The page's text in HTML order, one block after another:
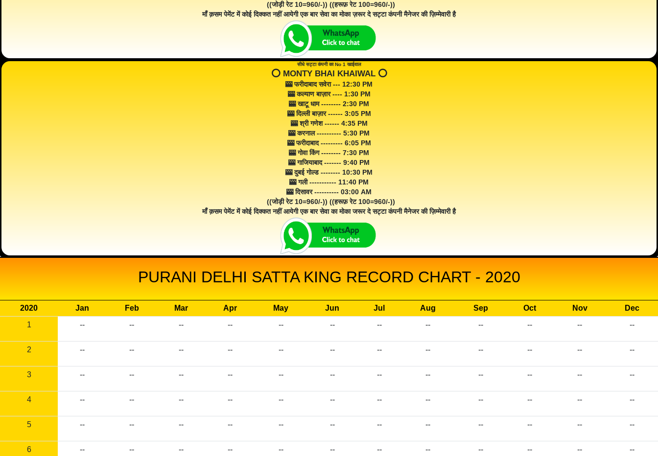
((जोड़ी रेट 10=960/-)) ((हरूफ़ रेट 100=960/-))
माँ क़सम पेमेंट में कोई दिक्कत नहीं आयेगी एक बार सेवा का मोका ज़रूर दे सट्टा कंपनी मैनेजर की ज़िम्मेवारी है
सीधे सट्टा कंपनी का No 1 खाईवाल
⭕️ MONTY BHAI KHAIWAL ⭕️
🎰 फरीदाबाद सवेरा --- 12:30 PM
🎰 कल्याण बाज़ार ---- 1:30 PM
🎰 खाटू धाम -------- 2:30 PM
🎰 दिल्ली बाज़ार ------ 3:05 PM
🎰 श्री गणेश ------ 4:35 PM
🎰 करनाल ---------- 5:30 PM
🎰 फरीदाबाद --------- 6:05 PM
🎰 गोवा किंग -------- 7:30 PM
🎰 गाजियाबाद ------- 9:40 PM
🎰 दुबई गोल्ड -------- 10:30 PM
🎰 गली ----------- 11:40 PM
🎰 दिसावर ---------- 03:00 AM
((जोड़ी रेट 10=960/-)) ((हरूफ़ रेट 100=960/-))
माँ क़सम पेमेंट में कोई दिक्कत नहीं आयेगी एक बार सेवा का मोका जरूर दे सट्टा कंपनी मैनेजर की ज़िम्मेवारी है
PURANI DELHI SATTA KING RECORD CHART - 2020
2020 Jan Feb Mar Apr May Jun Jul Aug Sep Oct Nov
Dec
1
-- -- -- -- -- -- -- -- -- -- -- --
2 -- -- -- -- -- -- -- -- -- -- -- --
3 -- -- -- -- -- -- -- -- -- -- -- --
4 -- -- -- -- -- -- -- -- -- -- -- --
5 -- -- -- -- -- -- -- -- -- -- -- --
6 -- -- -- -- -- -- -- -- -- -- -- --